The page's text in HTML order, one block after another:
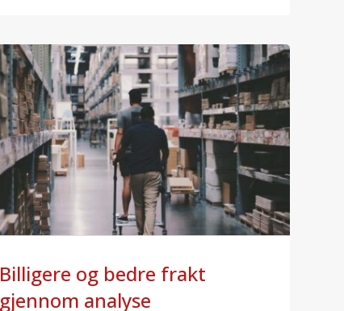
Billigere og bedre frakt
gjennom analyse